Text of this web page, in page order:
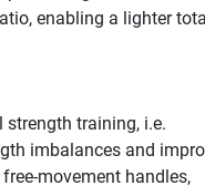
enabling a lighter
training, i.e.
imbalances and
movement handles,